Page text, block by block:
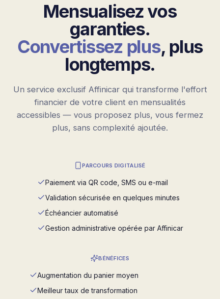
Mensualisez vos
garanties.
Convertissez plus, plus
longtemps.
Un service exclusif Affinicar qui transforme l'effort
financier de votre client en mensualités
accessibles — vous proposez plus, vous fermez
plus, sans complexité ajoutée.
PARCOURS DIGITALISÉ
Paiement via QR code, SMS ou e-mail
Validation sécurisée en quelques minutes
Échéancier automatisé
Gestion administrative opérée par Affinicar
BÉNÉFICES
Augmentation du panier moyen
Meilleur taux de transformation